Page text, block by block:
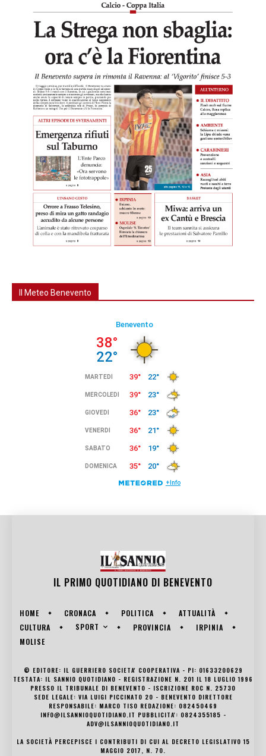
Il Meteo Benevento
IL PRIMO QUOTIDIANO DI BENEVENTO
HOME CRONACA POLITICA
ATTUALITÀ
CULTURA
SPORT PROVINCIA
IRPINIA
MOLISE
© EDITORE: IL GUERRIERO SOCIETA' COOPERATIVA - PI: 01633200629
TESTATA: IL SANNIO QUOTIDIANO - REGISTRAZIONE N. 201 IL 18 LUGLIO 1996
PRESSO IL TRIBUNALE DI BENEVENTO - ISCRIZIONE ROC N. 25730
SEDE LEGALE: VIA LUIGI PICCINATO 20 - BENEVENTO DIRETTORE
RESPONSABILE: MARCO TISO REDAZIONE: 082450469
INFO@ILSANNIOQUOTIDIANO.IT PUBBLICITA': 0824355185 -
ADV@ILSANNIOQUOTIDIANO.IT
LA SOCIETÀ PERCEPISCE I CONTRIBUTI DI CUI AL DECRETO LEGISLATIVO 15
MAGGIO 2017, N. 70.